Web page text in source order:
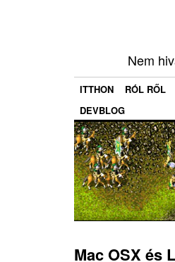
Nem
ITTHON RÓL RŐL
DEVBLOG
Mac OSX és